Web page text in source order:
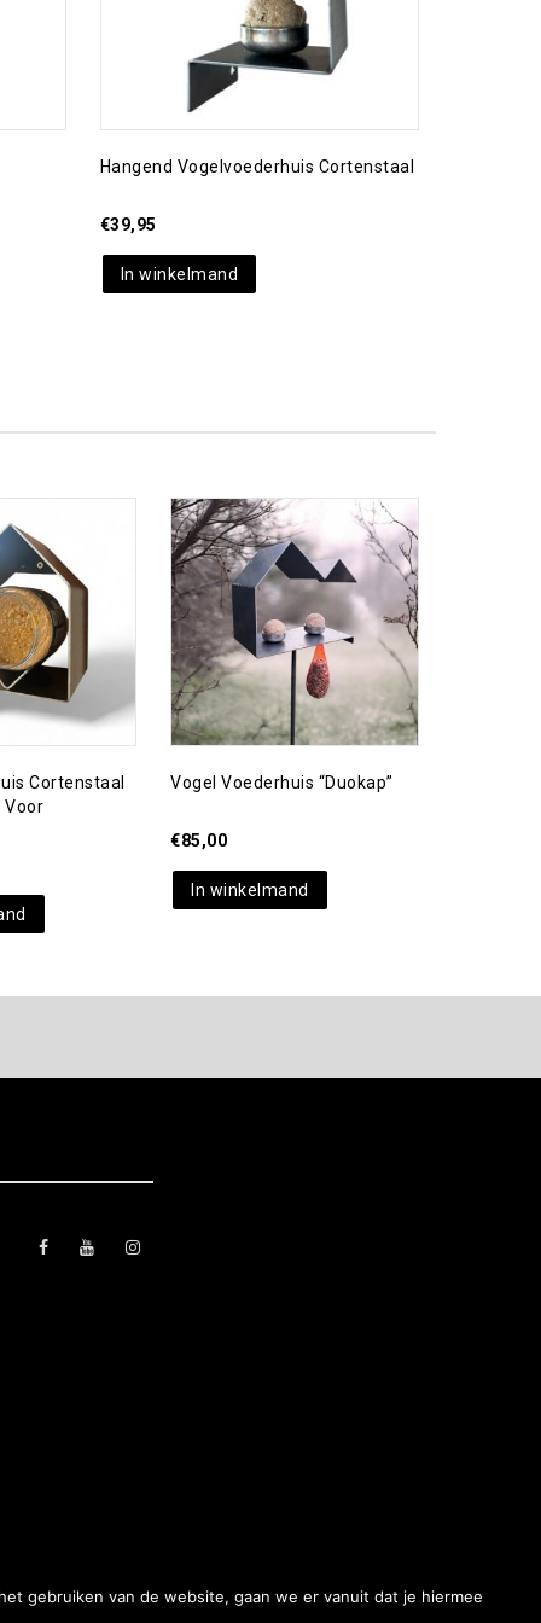
Hangend Vogelvoederhuis Cortenstaal
€39,95
In winkelmand
Cortenstaal
Voor
Vogel Voederhuis “duokap”
€85,00
In winkelmand
gebruiken van de website, gaan we er vanuit dat je hiermee